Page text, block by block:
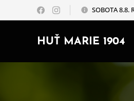
SOBOTA 8.8.
HUŤ MARIE 1904